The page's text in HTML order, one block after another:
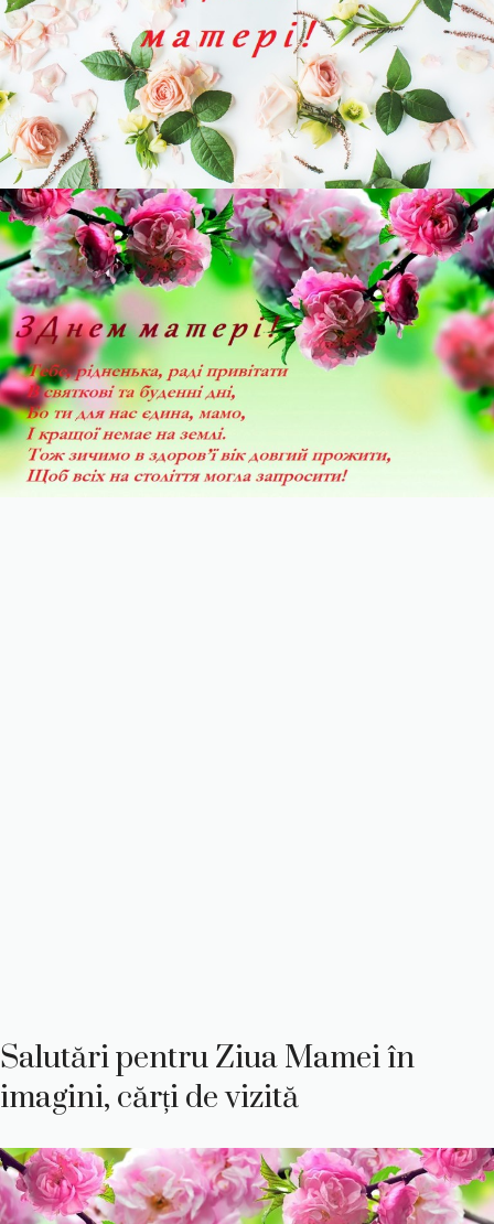
Salutări pentru Ziua Mamei în
imagini, cărți de vizită